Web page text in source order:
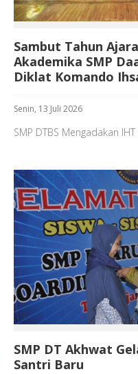
Sambut Tahun
Akademika SMP
Diklat Komando
Senin, 13 Juli 2026
SMP DTBS Mengadakan IHT
SMP DT Akhwat
Santri Baru